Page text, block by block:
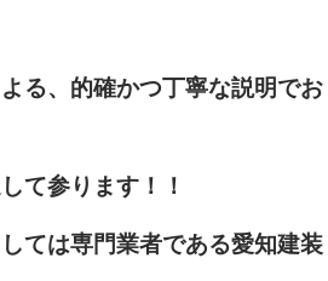
る、的確かつ丁寧な説明でお
て参ります！！
ては専門業者である愛知建装